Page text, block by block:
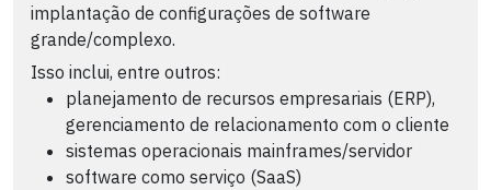
implantação de configurações de software
grande/complexo.
Isso inclui, entre outros:
planejamento de recursos empresariais (ERP),
gerenciamento de relacionamento com o cliente
sistemas operacionais mainframes/servidor
software como serviço (SaaS)